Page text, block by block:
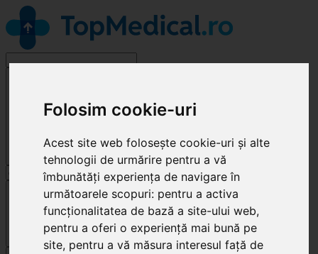
Folosim cookie-uri
Acest site web folosește cookie-uri și alte
tehnologii de urmărire pentru a vă
îmbunătăți experiența de navigare în
următoarele scopuri: pentru a activa
funcționalitatea de bază a site-ului web,
pentru a oferi o experiență mai bună pe
site, pentru a vă măsura interesul față de